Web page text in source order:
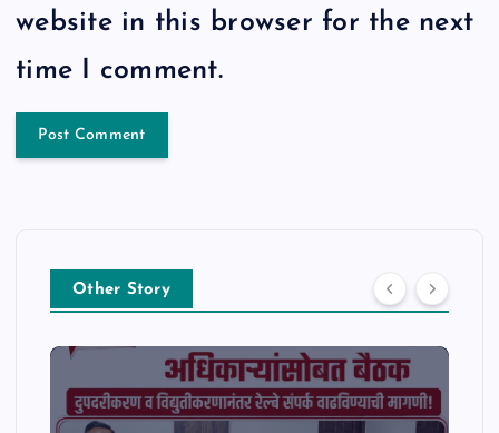
website in this browser for the next
time I comment.
Other Story